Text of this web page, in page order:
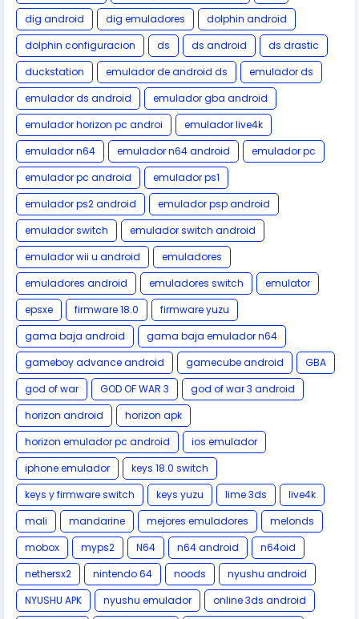
dig android
dig emuladores
dolphin android
dolphin configuracion
ds ds android
ds drastic
duckstation
emulador de android ds
emulador ds
emulador ds android
emulador gba android
emulador horizon pc androi
emulador live4k
emulador n64
emulador n64 android
emulador pc
emulador pc android
emulador ps1
emulador ps2 android
emulador psp android
emulador switch
emulador switch android
emulador wii u android
emuladores
emuladores android
emuladores switch
emulator
epsxe
firmware 18.0
firmware yuzu
gama baja android
gama baja emulador n64
gameboy advance android
gamecube android
GBA
god of war
GOD OF WAR 3
god of war 3 android
horizon android
horizon apk
horizon emulador pc android
ios emulador
iphone emulador
keys 18.0 switch
keys y firmware switch
keys yuzu lime 3ds
live4k
mali
mandarine mejores emuladores
melonds
mobox
myps2 N64 n64 android
n64oid
nethersx2
nintendo 64 noods
nyushu android
NYUSHU APK
nyushu emulador
online 3ds android